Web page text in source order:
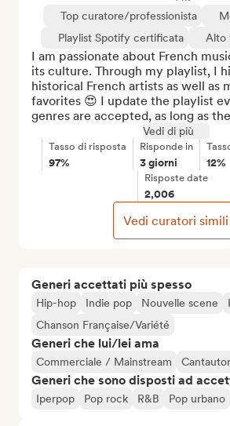
Generi accettati più spesso
Hip-hop Indie pop Nouvelle scene
Chanson Française/Variété
Generi che lui/lei ama
Commerciale / Mainstream
Generi che sono disposti ad
Iperpop Pop rock R&B Pop urbano
Top curatore/professionista
Playlist Spotify certificata
Alto
I am passionate about French
its culture. Through my playlist, I
historical French artists as well as
favorites 😍 I update the playlist
genres are accepted, as long as
Vedi di più
Tasso di risposta
97%
Risponde in
3 giorni 12%
Risposte date
2,006
Vedi curatori simili